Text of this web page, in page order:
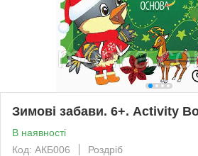
Зимові забави. 6+. Activity
В наявності
Код: АКБ006
Роздріб